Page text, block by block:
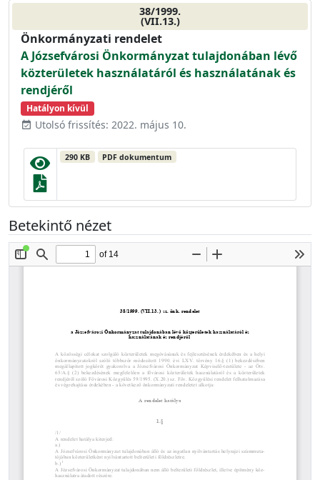
38/1999.
(VII.13.)
Önkormányzati rendelet
A Józsefvárosi Önkormányzat tulajdonában lévő
közterületek használatáról és használatának és
rendjéről
Hatályon kívül
event_available Utolsó frissítés: 2022. május 10.
290 KB PDF dokumentum
Betekintő nézet